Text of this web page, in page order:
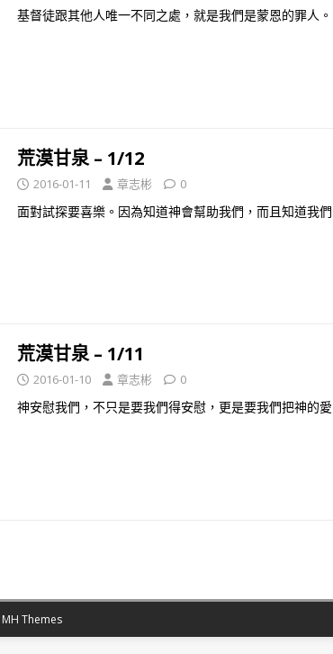
基督徒跟其他人唯一不同之處，就是我們是蒙恩的罪人。
荒漠甘泉 – 1/12
2016-01-11 章志彬 0
面對試探要喜樂。因為知道神會幫助我們，而且知道我們
荒漠甘泉 – 1/11
2016-01-10 章志彬 0
神安慰我們，不只是要我們得安慰，更是要我們把神的愛
MH Themes